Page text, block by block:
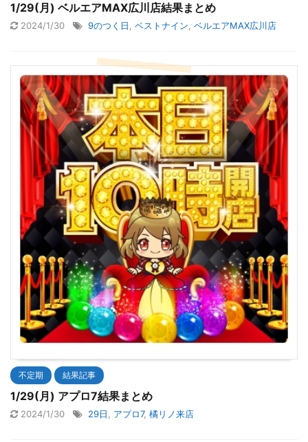
1/29(月) ベルエアMAX広川店結果まとめ
2024/1/30 9のつく日 ベストナイン ベルエアMAX広川店
不定期 結果記事
1/29(月) アプロ7結果まとめ
2024/1/30 29日 アプロ7, 橘リノ来店